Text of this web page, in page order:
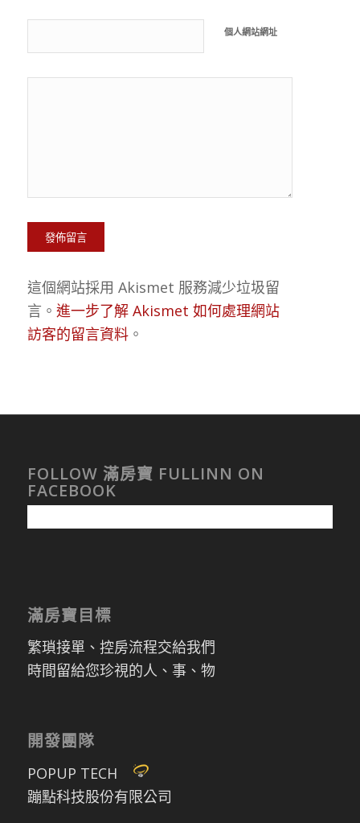
個人網站網址
這個網站採用 Akismet 服務減少垃圾留
言。 進一步了解 Akismet 如何處理網站
訪客的留言資料。
FOLLOW 滿房寶 FULLINN ON
FACEBOOK
滿房寶目標
繁瑣接單、控房流程交給我們
時間留給您珍視的人、事、物
開發團隊
POPUP TECH
蹦點科技股份有限公司